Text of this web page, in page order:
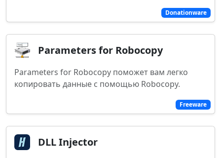
Donationware
Freeware
Parameters for Robocopy
Parameters for Robocopy поможет вам легко
копировать данные с помощью Robocopy.
DLL Injector